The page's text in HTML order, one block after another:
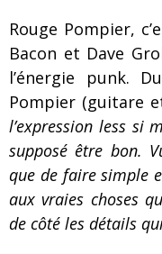
Rouge Pompier,
Bacon et Dave
l’énergie punk.
Pompier (guitare
l’expression less si
supposé être bon.
que de faire simple
aux vraies choses
de côté les détails